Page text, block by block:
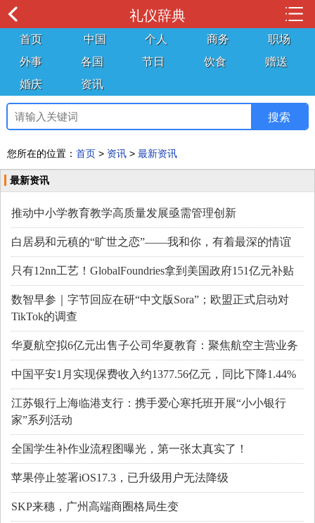
礼仪辞典
首页 中国 个人 商务
职场
外事
各国 节日 饮食
赠送
婚庆
资讯
您所在的位置： 首页 > 资讯 > 最新资讯
最新资讯
推动中小学教育教学高质量发展亟需管理创新
白居易和元稹的“旷世之恋”——我和你，有着最深的情谊
只有12nn工艺！GlobalFoundries拿到美国政府151亿元补贴
数智早参｜字节回应在研“中文版Sora”；欧盟正式启动对
TikTok的调查
华夏航空拟6亿元出售子公司华夏教育：聚焦航空主营业务
中国平安1月实现保费收入约1377.56亿元，同比下降1.44%
江苏银行上海临港支行：携手爱心寒托班开展“小小银行
家”系列活动
全国学生补作业流程图曝光，第一张太真实了！
苹果停止签署iOS17.3，已升级用户无法降级
SKP来穗，广州高端商圈格局生变